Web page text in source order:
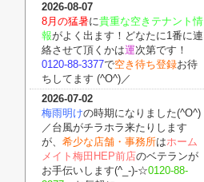
2026-08-07
8月の猛暑に貴重な空きテナント情
報がよく出ます！どなたに1番に連
絡させて頂くかは運次第です！
0120-88-3377で空き待ち登録お待
ちしてます (^O^)／
2026-07-02
梅雨明けの時期になりました(^O^)
／台風がチラホラ来たりします
が、 希少な店舗・事務所はホーム
メイト梅田HEP前店のベテランが
お手伝いします(^_-)-☆0120-88-